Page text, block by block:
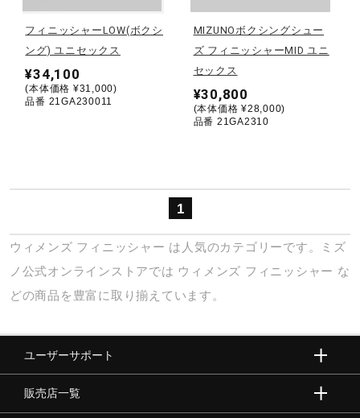
バドミントン
陸上競技
柔道
ワーキング
フィニッシャーLOW(ボクシ
ング) ユニセックス
¥34,100
(本体価格 ¥31,000)
品番 21GA230011
MIZUNOボクシングシュー
ズ フィニッシャーMID ユニ
セックス
¥30,800
(本体価格 ¥28,000)
品番 21GA2310
1
ウィメンズ フィニッシャー は人気のカテゴリーです。ミズ
ノ公式オンラインストアでは ウィメンズ フィニッシャー な
どの商品を豊富に取り揃えています。
ユーザーサポート
販売店一覧